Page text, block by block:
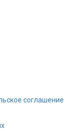
соглашение